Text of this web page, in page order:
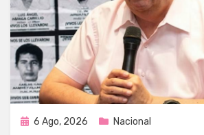
Publicada
6 Ago, 2026 Nacional